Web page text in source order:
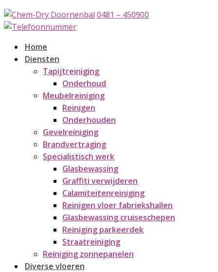
0481 – 450900
Home
Diensten
Tapijtreiniging
Onderhoud
Meubelreiniging
Reinigen
Onderhouden
Gevelreiniging
Brandvertraging
Specialistisch werk
Glasbewassing
Graffiti verwijderen
Calamiteitenreiniging
Reinigen vloer fabriekshallen
Glasbewassing cruiseschepen
Reiniging parkeerdek
Straatreiniging
Reiniging zonnepanelen
Diverse vloeren